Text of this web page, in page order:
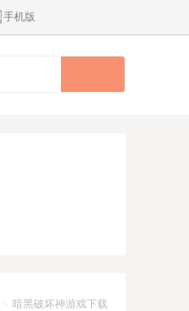
手机版
> 暗黑破坏神游戏下载